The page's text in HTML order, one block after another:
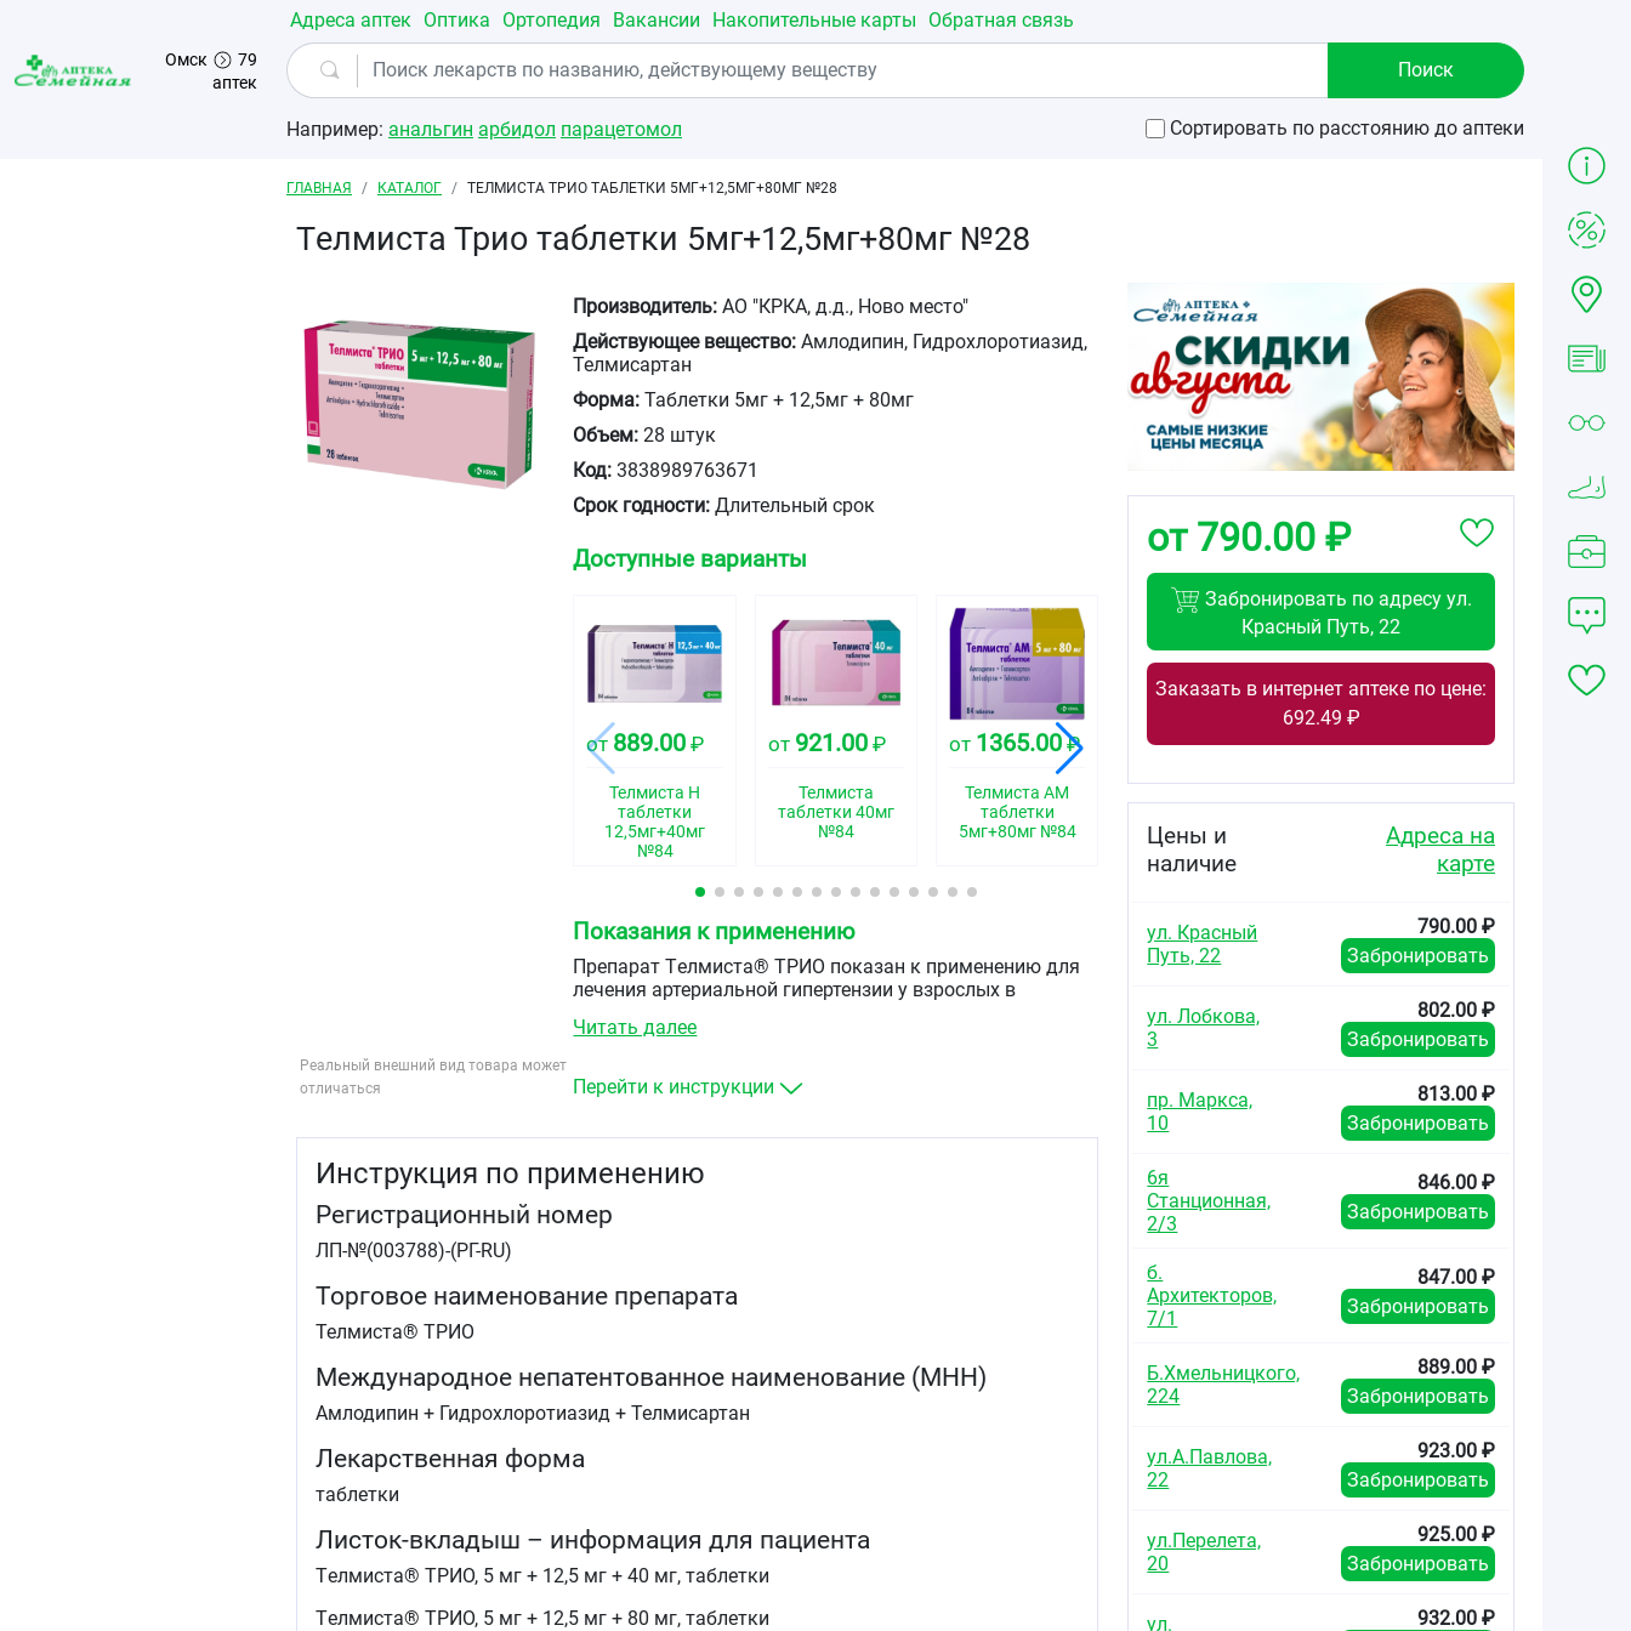
Перейти к основному содержанию
Омск
79
аптек
Адреса аптек Оптика Ортопедия Вакансии Накопительные карты Обратная связь
Например: анальгин арбидол парацетомол Сортировать по расстоянию до аптеки
Строка навигации
ГЛАВНАЯ КАТАЛОГ TЕЛМИСТА ТРИО ТАБЛЕТКИ 5МГ+12,5МГ+80МГ №28
Tелмиста Трио таблетки 5мг+12,5мг+80мг №28
Реальный внешний вид товара может
отличаться
Производитель: АО "КРКА, д.д., Ново место"
Действующее вещество: Амлодипин, Гидрохлоротиазид,
Телмисартан
Форма: Таблетки 5мг + 12,5мг + 80мг
Объем: 28 штук
Код: 3838989763671
Срок годности: Длительный срок
Доступные варианты
от 889.00 ₽
Телмиста Н
таблетки
12,5мг+40мг
№84
от 921.00₽
Телмиста
таблетки 40мг
№84
от 1365.00 ₽
Телмиста АМ
таблетки
5мг+80мг №84
от1086.00₽
12,5мг+80мг
от687.00₽
12,5мг+80мг
№28
от
Показания к применению
Препарат Tелмиста® ТРИО показан к применению для
лечения артериальной гипертензии у взрослых в
которых адекватно контролируется одновременным
гидрохлоротиазида в виде отдельных таблеток.
Читать далее
Перейти к инструкции
Инструкция по применению
Регистрационный номер
ЛП-№(003788)-(РГ-RU)
Торговое наименование препарата
Телмиста® ТРИО
Международное непатентованное наименование (МНН)
Амлодипин + Гидрохлоротиазид + Телмисартан
Лекарственная форма
таблетки
Листок-вкладыш – информация для пациента
Tелмиста® ТРИО, 5 мг + 12,5 мг + 40 мг, таблетки
Tелмиста® ТРИО, 5 мг + 12,5 мг + 80 мг, таблетки
от 790.00 ₽
Забронировать по адресу ул.
Красный Путь, 22
Заказать в интернет аптеке по цене:
692.49 ₽
Цены и
наличие
Адреса на
карте
ул. Красный
Путь, 22
790.00 ₽
Забронировать
ул. Лобкова,
3
802.00 ₽
Забронировать
пр. Маркса,
10
813.00 ₽
Забронировать
6я
Станционная,
2/3
846.00 ₽
Забронировать
б.
Архитекторов,
7/1
847.00 ₽
Забронировать
Б.Хмельницкого,
224
889.00 ₽
Забронировать
ул.А.Павлова,
22
923.00 ₽
Забронировать
ул.Перелета,
20
925.00 ₽
Забронировать
ул.
932.00 ₽